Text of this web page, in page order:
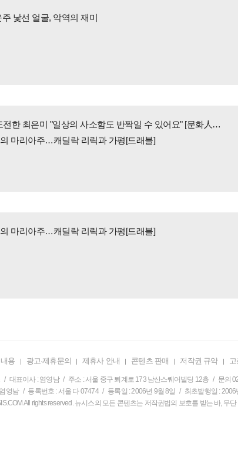
낯선 얼굴, 악역의 재미
'짧은소설' 도전한 최은미 "일상의 사소함도 반짝일 수 있어요" [문화人터뷰]
마리아주…캐딜락 리릭과 가평[드래블]
마리아주…캐딜락 리릭과 가평[드래블]
용 광고·제휴문의 제휴사 안내 콘텐츠 판매 저작권 규약 고
/ 대표이사 : 염영남 / 주소 : 서울 중구 퇴계로 173 남산스퀘어빌딩 12층 / 문의
영남 / 등록번호 : 서울 다 07474 / 등록일 : 2006년 9월 8일 / 최초발행일 : 2006
All rights reserved. 뉴시스의 모든 콘텐츠는 저작권법의 보호를 받는 바, 무